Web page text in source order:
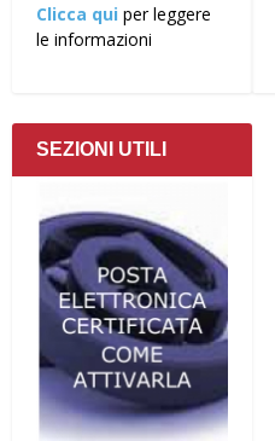
Clicca qui per leggere
le informazioni
SEZIONI UTILI